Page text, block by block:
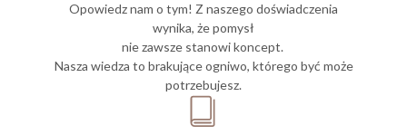
Opowiedz nam o tym! Z naszego doświadczenia
wynika, że pomysł
nie zawsze stanowi koncept.
Nasza wiedza to brakujące ogniwo, którego być może
potrzebujesz.